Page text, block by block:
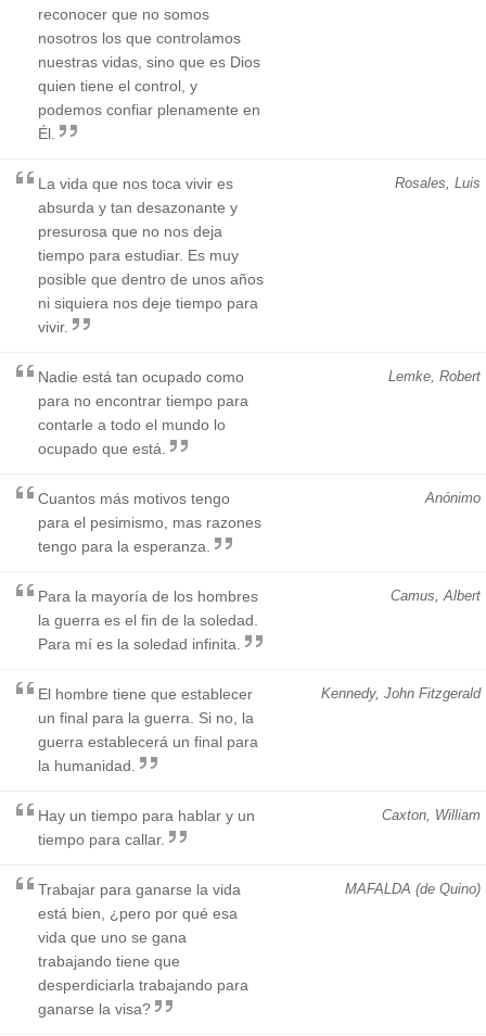
reconocer que no somos
nosotros los que controlamos
nuestras vidas, sino que es Dios
quien tiene el control, y
podemos confiar plenamente en
Él.
Rosales, Luis
La vida que nos toca vivir es
absurda y tan desazonante y
presurosa que no nos deja
tiempo para estudiar. Es muy
posible que dentro de unos años
ni siquiera nos deje tiempo para
vivir.
Lemke, Robert
Nadie está tan ocupado como
para no encontrar tiempo para
contarle a todo el mundo lo
ocupado que está.
Anónimo
Cuantos más motivos tengo
para el pesimismo, mas razones
tengo para la esperanza.
Camus, Albert
Para la mayoría de los hombres
la guerra es el fin de la soledad.
Para mí es la soledad infinita.
Kennedy, John Fitzgerald
El hombre tiene que establecer
un final para la guerra. Si no, la
guerra establecerá un final para
la humanidad.
Caxton, William
Hay un tiempo para hablar y un
tiempo para callar.
MAFALDA (de Quino)
Trabajar para ganarse la vida
está bien, ¿pero por qué esa
vida que uno se gana
trabajando tiene que
desperdiciarla trabajando para
ganarse la visa?